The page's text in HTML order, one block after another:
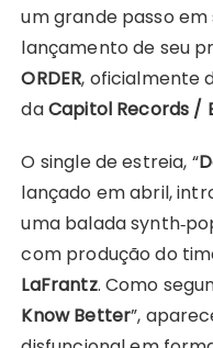
um grande passo
lançamento de seu
ORDER, oficialmente
daCapitol Records /
O single de estreia, “
lançado em abril,
uma balada
com produção do
LaFrantz. Como
Know Better”,